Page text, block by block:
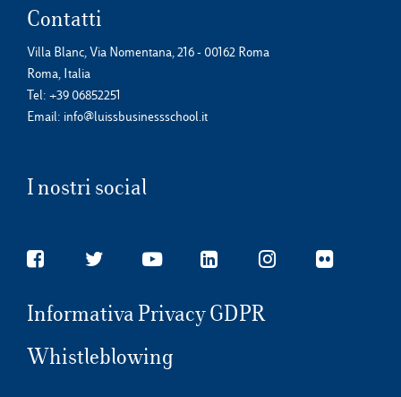
Contatti
Villa Blanc, Via Nomentana, 216 - 00162 Roma
Roma, Italia
Tel: +39 06852251
Email: info@luissbusinessschool.it
I nostri social
Informativa Privacy GDPR
Whistleblowing